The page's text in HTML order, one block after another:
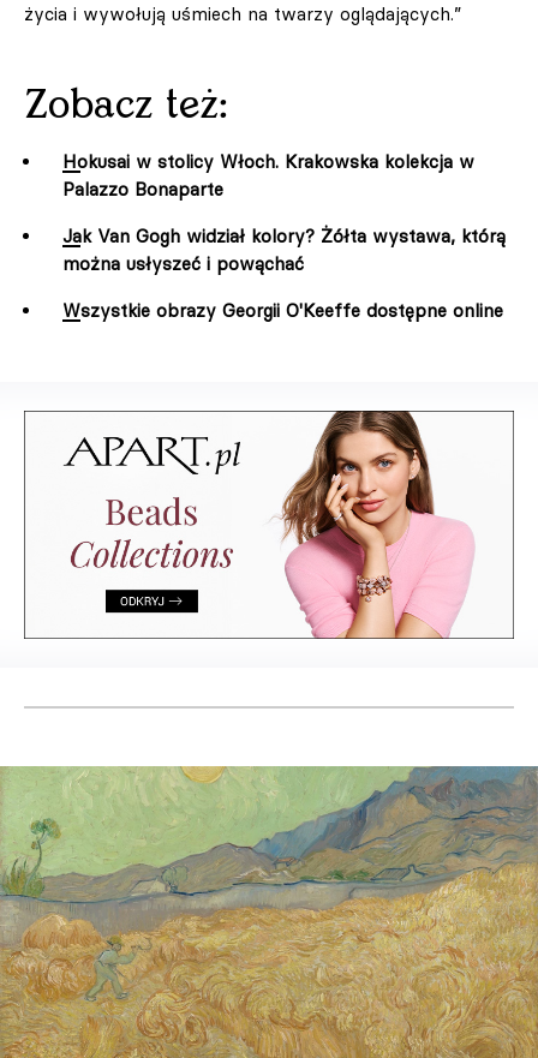
życia i wywołują uśmiech na twarzy oglądających.”
Zobacz też:
Hokusai w stolicy Włoch. Krakowska kolekcja w
Palazzo Bonaparte
Jak Van Gogh widział kolory? Żółta wystawa, którą
można usłyszeć i powąchać
Wszystkie obrazy Georgii O'Keeffe dostępne online